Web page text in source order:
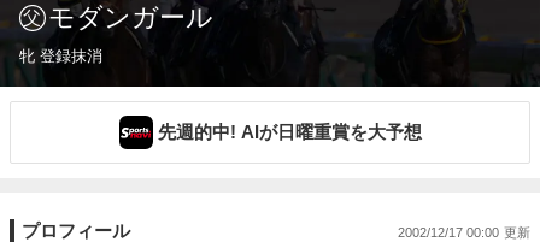
モダンガール
牝 登録抹消
先週的中! AIが日曜重賞を大予想
プロフィール 2002/12/17 00:00